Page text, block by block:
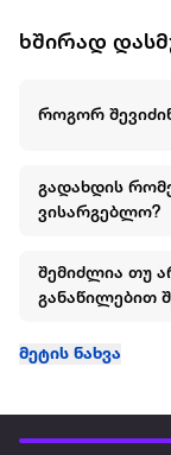
ხშირად
როგორ
გადახდის
ვისარგებლო?
შემიძლია თუ
განაწილებით
მეტის ნახვა